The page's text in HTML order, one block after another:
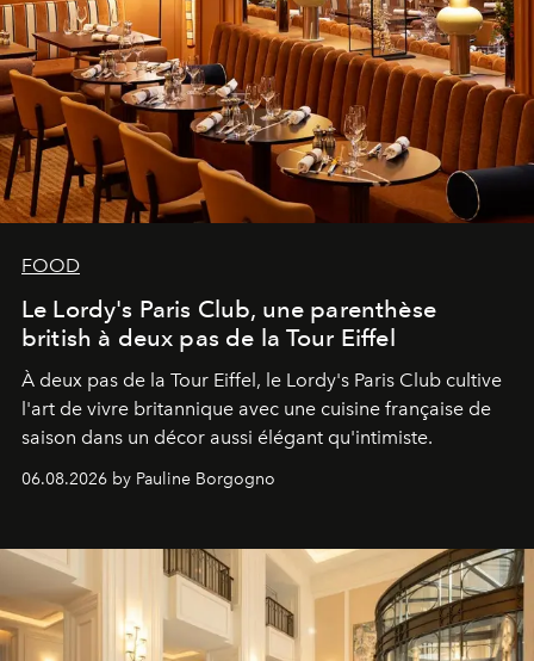
FOOD
Le Lordy's Paris Club, une parenthèse
british à deux pas de la Tour Eiffel
À deux pas de la Tour Eiffel, le Lordy's Paris Club cultive
l'art de vivre britannique avec une cuisine française de
saison dans un décor aussi élégant qu'intimiste.
06.08.2026 by Pauline Borgogno